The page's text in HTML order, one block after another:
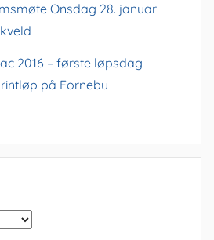
Onsdag 28. januar
2016 – første løpsdag
på Fornebu